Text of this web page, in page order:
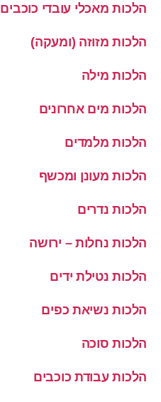
הלכות מאכלי עובדי כוכבים
הלכות מזוזה (ומעקה)
הלכות מילה
הלכות מים אחרונים
הלכות מלמדים
הלכות מעונן ומכשף
הלכות נדרים
הלכות נחלות – ירושה
הלכות נטילת ידים
הלכות נשיאת כפים
הלכות סוכה
הלכות עבודת כוכבים